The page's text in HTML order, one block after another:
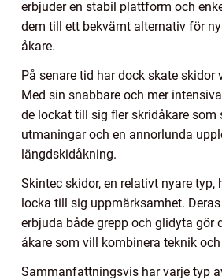
erbjuder en stabil plattform och
dem till ett bekvämt alternativ för
åkare.
På senare tid har dock skate skidor
Med sin snabbare och mer
de lockat till sig fler skridåkare som
utmaningar och en annorlunda
längdskidåkning.
Skintec skidor, en relativt nyare typ,
locka till sig uppmärksamhet.
erbjuda både grepp och glidyta gör
åkare som vill kombinera teknik
Sammanfattningsvis har varje typ